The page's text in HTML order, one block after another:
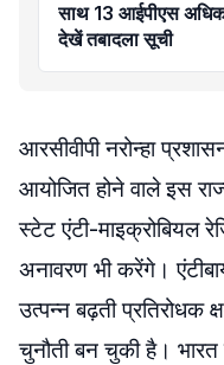
साथ 13 आईपीएस
देखें तबादला सूची
आरसीवीपी नरोन्हा
आयोजित होने वाले इस
स्टेट एंटी-माइक्रोबियल
अनावरण भी करेंगे।
उत्पन्न बढ़ती प्रतिरोधक
चुनौती बन चुकी है।